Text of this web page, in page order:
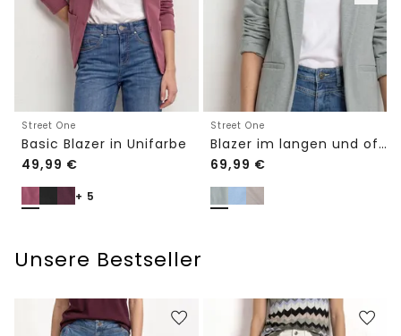
Street One
Basic Blazer in Unifarbe
49,99 €
+ 5
Street One
Blazer im langen und offenen Schnitt
69,99 €
Unsere Bestseller